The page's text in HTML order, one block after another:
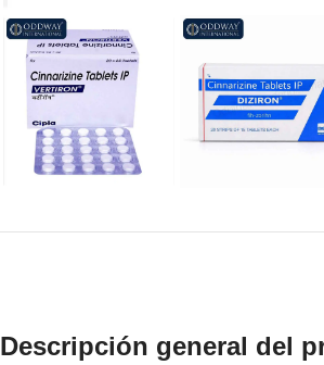
Descripción general del